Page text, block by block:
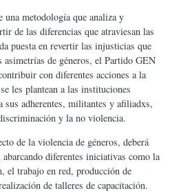
una metodología que analiza y
de las diferencias que atraviesan las
puesta en revertir las injusticias que
asimetrías de géneros, el Partido GEN
con diferentes acciones a la
les plantean a las instituciones
sus adherentes, militantes y afiliadxs,
y la no violencia.
de la violencia de géneros, deberá
diferentes iniciativas como la
el trabajo en red, producción de
de talleres de capacitación.